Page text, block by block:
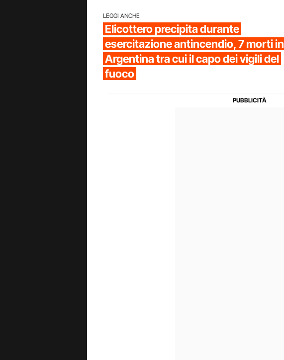
LEGGI ANCHE
Elicottero precipita durante
esercitazione antincendio, 7 morti in
Argentina tra cui il capo dei vigili del
fuoco